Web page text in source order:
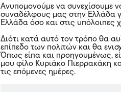
Ανυπομονούμε να συνεχίσουμε
συναδέλφους μας στην Ελλάδα
Ελλάδα όσο και στις
Διότι κατά αυτό τον τρόπο θα
επίπεδο των πολιτών και θα
Όπως είπα και προηγουμένως,
μου φίλο Κυριάκο Πιερρακάκη
τις επόμενες ημέρες.